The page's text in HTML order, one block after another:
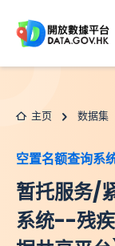
主页 数据集
空置名额查询系
暂托服务/
系统--残